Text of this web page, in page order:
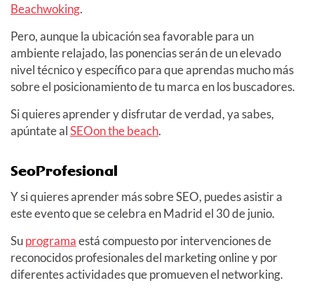
Beachwoking.
Pero, aunque la ubicación sea favorable para un
ambiente relajado, las ponencias serán de un elevado
nivel técnico y específico para que aprendas mucho más
sobre el posicionamiento de tu marca en los buscadores.
Si quieres aprender y disfrutar de verdad, ya sabes,
apúntate alSEOon the beach.
SeoProfesional
Y si quieres aprender más sobre SEO, puedes asistir a
este evento que se celebra en Madrid el 30 de junio.
Suprogramaestá compuesto por intervenciones de
reconocidos profesionales del marketing online y por
diferentes actividades que promueven el networking.